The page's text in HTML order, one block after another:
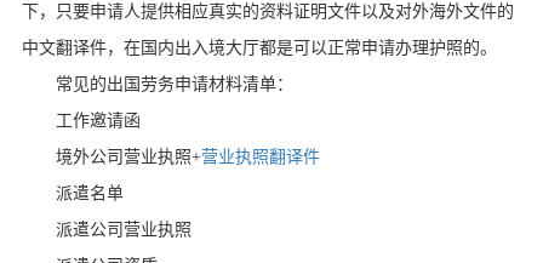
下，只要申请人提供相应真实的资料证明文件以及对外海外文件的
中文翻译件，在国内出入境大厅都是可以正常申请办理护照的。
常见的出国劳务申请材料清单：
工作邀请函
境外公司营业执照+营业执照翻译件
派遣名单
派遣公司营业执照